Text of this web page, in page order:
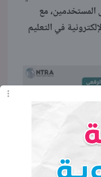
مع
في التعليم